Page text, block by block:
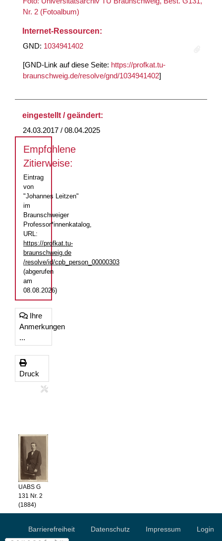
Nr. 2 (Fotoalbum)
Internet-Ressourcen:
GND: 1034941402
[GND-Link auf diese Seite: https://profkat.tu-
braunschweig.de/resolve/gnd/1034941402]
eingestellt / geändert:
24.03.2017 / 08.04.2025
Empfohlene
Zitierweise:
Eintrag
von
"Johannes Leitzen"
im
Braunschweiger
Professor*innenkatalog,
URL:
https://profkat.tu-
braunschweig.de
/resolve/id/cpb_person_00000303
(abgerufen
am
08.08.2026)
Ihre
Anmerkungen
...
Druck
UABS G
131 Nr. 2
(1884)
Barrierefreiheit Datenschutz Impressum Login